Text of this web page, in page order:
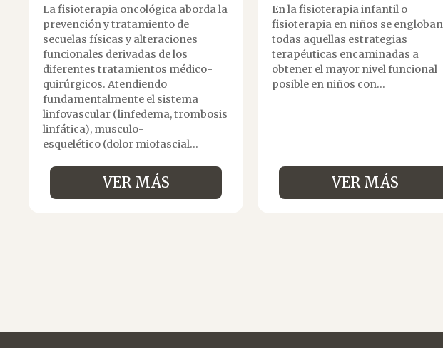
La fisioterapia oncológica aborda la
prevención y tratamiento de
secuelas físicas y alteraciones
funcionales derivadas de los
diferentes tratamientos médico-
quirúrgicos. Atendiendo
fundamentalmente el sistema
linfovascular (linfedema, trombosis
linfática), musculo-
esquelético (dolor miofascial...
VER MÁS
En la fisioterapia infantil o
fisioterapia en niños se engloban
todas aquellas estrategias
terapéuticas encaminadas a
obtener el mayor nivel funcional
posible en niños con...
VER MÁS
Navegación